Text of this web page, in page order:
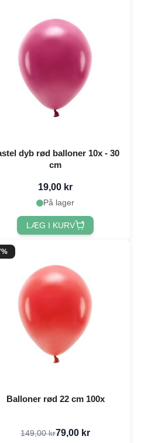
dyb rød balloner 10x - 30
cm
19,00 kr
På lager
LÆG I KURV
Balloner rød 22 cm 100x
149,00 kr79,00 kr